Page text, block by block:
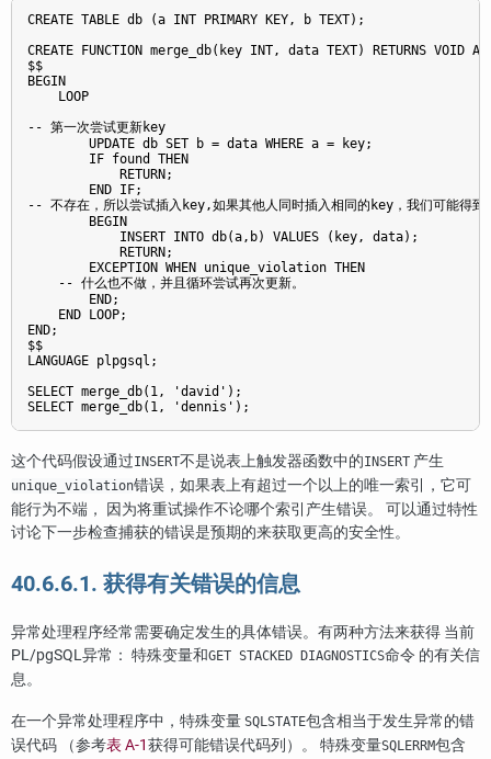
CREATE TABLE db (a INT PRIMARY KEY, b TEXT);
CREATE FUNCTION merge_db(key INT, data TEXT) RETURNS VOID AS
$$
BEGIN
    LOOP
-- 第一次尝试更新key
        UPDATE db SET b = data WHERE a = key;
        IF found THEN
            RETURN;
        END IF;
-- 不存在，所以尝试插入key,如果其他人同时插入相同的key，我们可能得到
        BEGIN
            INSERT INTO db(a,b) VALUES (key, data);
            RETURN;
        EXCEPTION WHEN unique_violation THEN
    -- 什么也不做，并且循环尝试再次更新。
        END;
    END LOOP;
END;
$$
LANGUAGE plpgsql;
SELECT merge_db(1, 'david');
SELECT merge_db(1, 'dennis');
这个代码假设通过INSERT不是说表上触发器函数中的INSERT 产生
unique_violation错误，如果表上有超过一个以上的唯一索引，它可
能行为不端， 因为将重试操作不论哪个索引产生错误。 可以通过特性
讨论下一步检查捕获的错误是预期的来获取更高的安全性。
40.6.6.1. 获得有关错误的信息
异常处理程序经常需要确定发生的具体错误。有两种方法来获得 当前
PL/pgSQL异常： 特殊变量和GET STACKED DIAGNOSTICS命令 的有关信
息。
在一个异常处理程序中，特殊变量 SQLSTATE包含相当于发生异常的错
误代码 （参考表 A-1获得可能错误代码列）。 特殊变量SQLERRM包含